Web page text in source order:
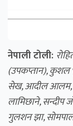
नेपाली टोली:
(उपकप्तान),
सेख, आदील आलम,
लामिछाने, सन्दीप
गुलशन झा,